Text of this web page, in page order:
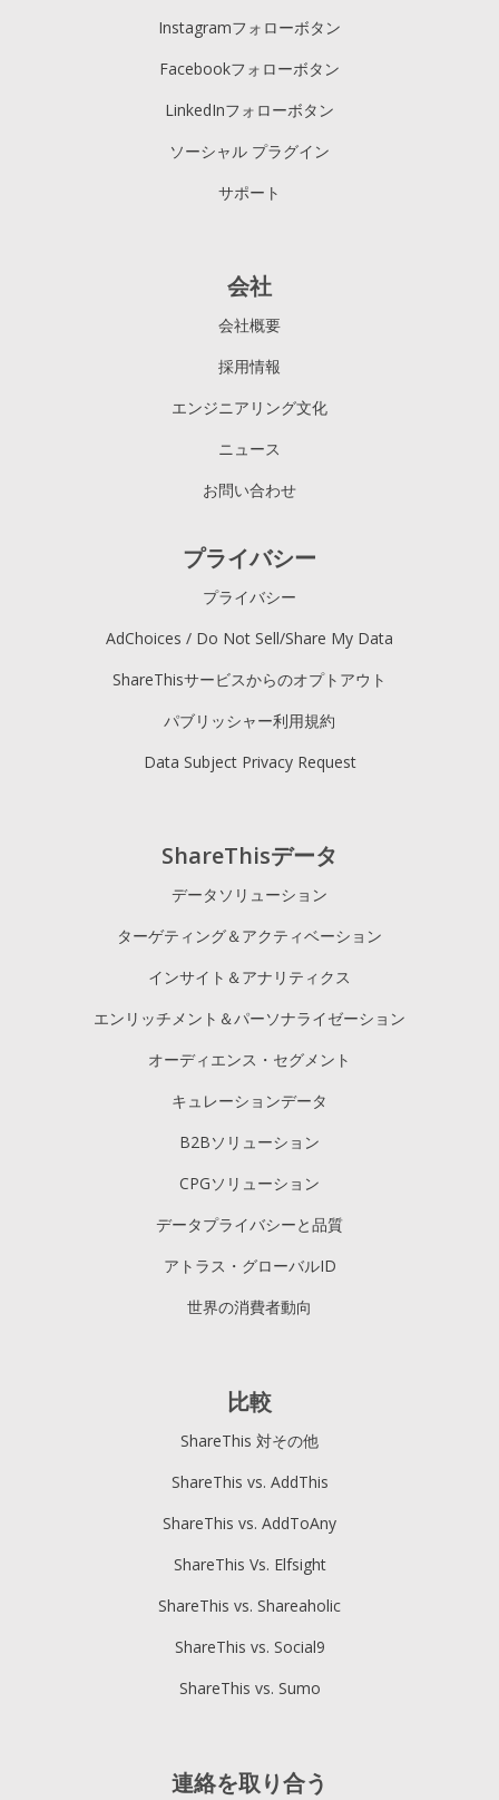
Instagramフォローボタン
Facebookフォローボタン
LinkedInフォローボタン
ソーシャル プラグイン
サポート
ShareThisデータ
データソリューション
ターゲティング＆アクティベーション
インサイト＆アナリティクス
エンリッチメント＆パーソナライゼーション
オーディエンス・セグメント
キュレーションデータ
B2Bソリューション
CPGソリューション
データプライバシーと品質
アトラス・グローバルID
世界の消費者動向
会社
会社概要
採用情報
エンジニアリング文化
ニュース
お問い合わせ
プライバシー
プライバシー
AdChoices / Do Not Sell/Share My Data
ShareThisサービスからのオプトアウト
パブリッシャー利用規約
Data Subject Privacy Request
比較
ShareThis 対その他
ShareThis vs. AddThis
ShareThis vs. AddToAny
ShareThis Vs. Elfsight
ShareThis vs. Shareaholic
ShareThis vs. Social9
ShareThis vs. Sumo
連絡を取り合う